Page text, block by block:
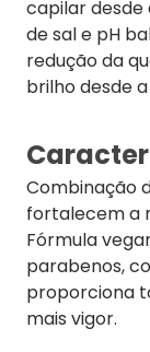
capilar desde
de sal e pH
redução da
brilho desde
Combinação
fortalecem a
Fórmula
parabenos,
proporciona
mais vigor.